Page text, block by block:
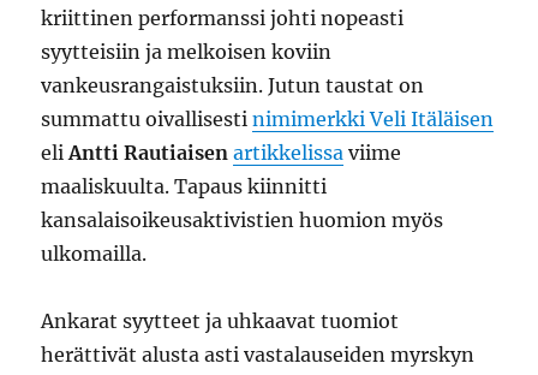
kriittinen performanssi johti nopeasti
syytteisiin ja melkoisen koviin
vankeusrangaistuksiin. Jutun taustat on
summattu oivallisestinimimerkki Veli Itäläisen
eliAntti Rautiaisen artikkelissa viime
maaliskuulta. Tapaus kiinnitti
kansalaisoikeusaktivistien huomion myös
ulkomailla.
Ankarat syytteet ja uhkaavat tuomiot
herättivät alusta asti vastalauseiden myrskyn